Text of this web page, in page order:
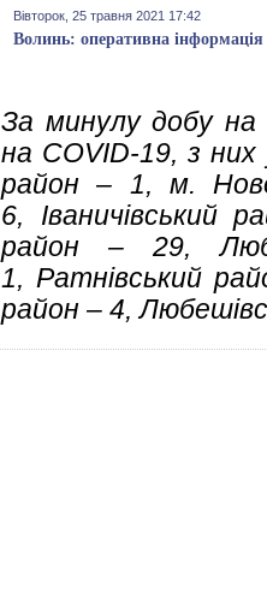
Вівторок, 25 травня 2021 17:42
Волинь: оперативна
За минулу добу на
на COVID-19, з
район – 1, м.
6, Іваничівський
район – 29,
1, Ратнівський
район – 4,